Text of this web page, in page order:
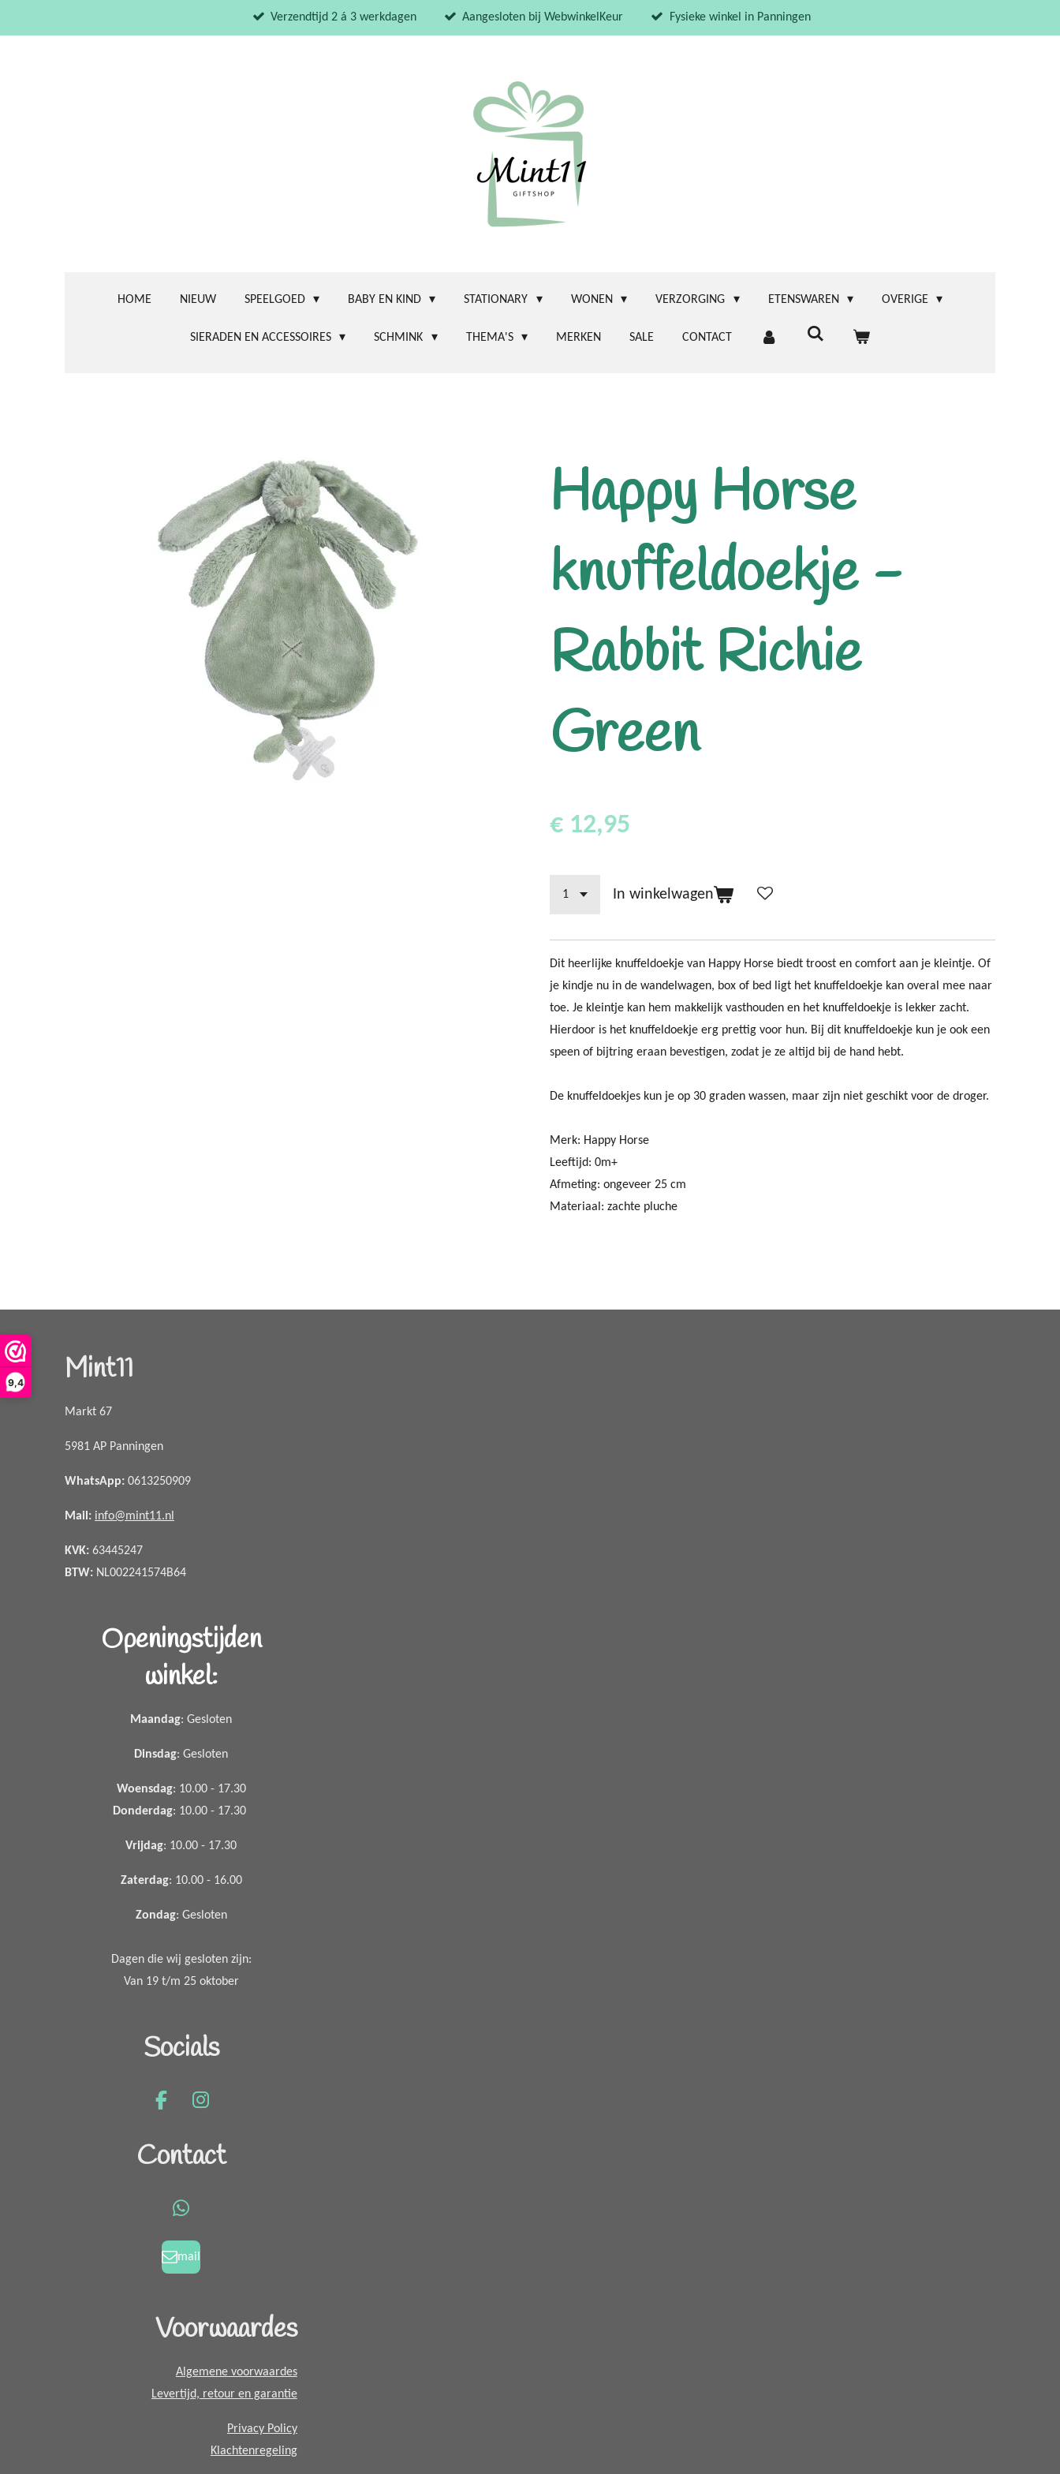
9,4
direct
Verzendtijd 2 á 3 werkdagen Aangesloten bij WebwinkelKeur Fysieke winkel in Panningen
HOME NIEUW SPEELGOED BABY EN KIND STATIONARY WONEN VERZORGING ETENSWAREN OVERIGE
SIERADEN EN ACCESSOIRES SCHMINK THEMA'S MERKEN SALE CONTACT
Happy Horse
knuffeldoekje -
Rabbit Richie
Green
€ 12,95
In winkelwagen
Dit heerlijke knuffeldoekje van Happy Horse biedt troost en comfort aan je kleintje. Of
je kindje nu in de wandelwagen, box of bed ligt het knuffeldoekje kan overal mee naar
toe. Je kleintje kan hem makkelijk vasthouden en het knuffeldoekje is lekker zacht.
Hierdoor is het knuffeldoekje erg prettig voor hun. Bij dit knuffeldoekje kun je ook een
speen of bijtring eraan bevestigen, zodat je ze altijd bij de hand hebt.
De knuffeldoekjes kun je op 30 graden wassen, maar zijn niet geschikt voor de droger.
Merk: Happy Horse
Leeftijd: 0m+
Afmeting: ongeveer 25 cm
Materiaal: zachte pluche
Mint11
Markt 67
5981 AP Panningen
WhatsApp: 0613250909
Mail: info@mint11.nl
KVK: 63445247
BTW: NL002241574B64
Openingstijden
winkel:
Maandag: Gesloten
Dinsdag: Gesloten
Woensdag: 10.00 - 17.30
Donderdag: 10.00 - 17.30
Vrijdag: 10.00 - 17.30
Zaterdag: 10.00 - 16.00
Zondag: Gesloten
Dagen die wij gesloten zijn:
Van 19 t/m 25 oktober
Socials
F
c
e
k
I
s
t
a
Contact
W
a
t
p
mail
Voorwaardes
Algemene voorwaardes
Levertijd, retour en garantie
Privacy Policy
Klachtenregeling